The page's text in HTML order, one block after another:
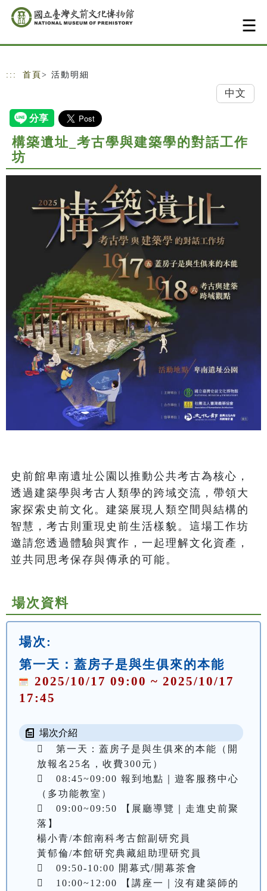
跳到主要內容
網站導覽
::: 首頁 > 活動明細
中文
構築遺址_考古學與建築學的對話工作
坊
史前館卑南遺址公園以推動公共考古為核心，
透過建築學與考古人類學的跨域交流，帶領大
家探索史前文化。建築展現人類空間與結構的
智慧，考古則重現史前生活樣貌。這場工作坊
邀請您透過體驗與實作，一起理解文化資產，
並共同思考保存與傳承的可能。
場次資料
場次:
第一天：蓋房子是與生俱來的本能
2025/10/17 09:00 ~ 2025/10/17
17:45
場次介紹
	第一天：蓋房子是與生俱來的本能（開
放報名25名，收費300元）
	08:45~09:00 報到地點｜遊客服務中心
（多功能教室）
	09:00~09:50 【展廳導覽｜走進史前聚
落】
楊小青/本館南科考古館副研究員
黃郁倫/本館研究典藏組助理研究員
	09:50-10:00 開幕式/開幕茶會
	10:00~12:00 【講座一｜沒有建築師的